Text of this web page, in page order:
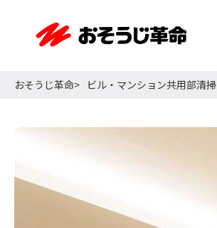
おそうじ革命 ビル・マンション共用部清掃